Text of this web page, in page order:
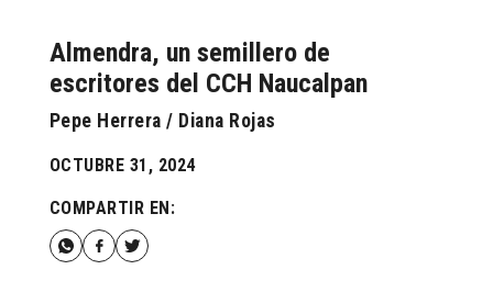
Almendra, un semillero de
escritores del CCH Naucalpan
Pepe Herrera / Diana Rojas
OCTUBRE 31, 2024
COMPARTIR EN: